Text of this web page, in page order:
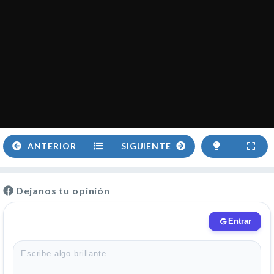
ANTERIOR SIGUIENTE
Dejanos tu opinión